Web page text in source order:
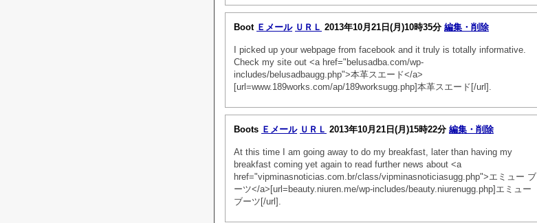
Boot Ｅメール ＵＲＬ 2013年10月21日(月)10時35分 編集・削除
I picked up your webpage from facebook and it truly is totally informative.
Check my site out <a href="belusadba.com/wp-
includes/belusadbaugg.php">本革スエード</a>
[url=www.189works.com/ap/189worksugg.php]本革スエード[/url].
Boots Ｅメール ＵＲＬ 2013年10月21日(月)15時22分 編集・削除
At this time I am going away to do my breakfast, later than having my
breakfast coming yet again to read further news about <a
href="vipminasnoticias.com.br/class/vipminasnoticiasugg.php">エミュー ブ
ーツ</a>[url=beauty.niuren.me/wp-includes/beauty.niurenugg.php]エミュー
ブーツ[/url].